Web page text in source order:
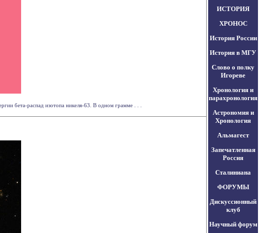
бета-распад изотопа никеля-63. В одном грамме . . .
ИСТОРИЯ
ХРОНОС
История России
История в МГУ
Слово о полку
Игореве
Хронология и
парахронология
Астрономия и
Хронология
Альмагест
Запечатленная
Россия
Сталиниана
ФОРУМЫ
Дискуссионный
клуб
Научный форум